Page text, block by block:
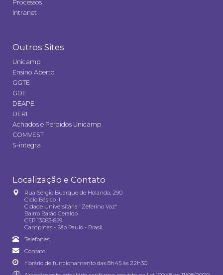
Processos
Intranet
Outros Sites
Unicamp
Ensino Aberto
GGTE
GDE
DEAPE
DERI
Achados e Perdidos Unicamp
COMVEST
S-integra
Localização e Contato
Rua Sérgio Buarque de Holanda, 290
Ciclo Básico II
Cidade Universitária "Zeferino Vaz"
Bairro Barão Geraldo
CEP 13083-859
Campinas - São Paulo - Brasil
Telefones
Contato
Horário de funcionamento das 8h45 às 22h30